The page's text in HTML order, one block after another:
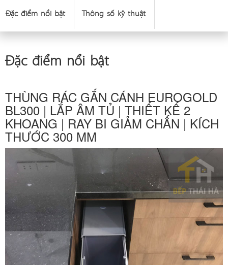
Đặc điểm nổi bật Thông số kỹ thuật
Đặc điểm nổi bật
THÙNG RÁC GẮN CÁNH EUROGOLD
BL300 | LẮP ÂM TỦ | THIẾT KẾ 2
KHOANG | RAY BI GIẢM CHẤN | KÍCH
THƯỚC 300 MM